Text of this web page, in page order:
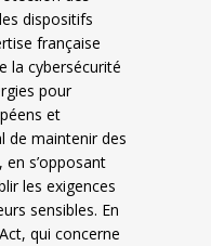
dispositifs
française
la cybersécurité
pour
et
de maintenir des
s’opposant
les exigences
sensibles. En
qui concerne